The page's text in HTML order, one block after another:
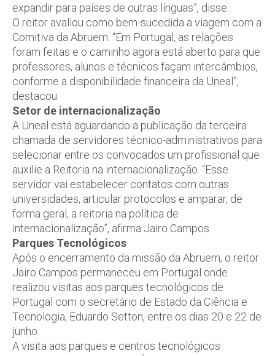
expandir para países de outras línguas”, disse.
O reitor avaliou como bem-sucedida a viagem com a
Comitiva da Abruem. “Em Portugal, as relações
foram feitas e o caminho agora está aberto para que
professores, alunos e técnicos façam intercâmbios,
conforme a disponibilidade financeira da Uneal”,
destacou.
Setor de internacionalização
A Uneal está aguardando a publicação da terceira
chamada de servidores técnico-administrativos para
selecionar entre os convocados um profissional que
auxilie a Reitoria na internacionalização. “Esse
servidor vai estabelecer contatos com outras
universidades, articular protocolos e amparar, de
forma geral, a reitoria na política de
internacionalização”, afirma Jairo Campos.
Parques Tecnológicos
Após o encerramento da missão da Abruem, o reitor
Jairo Campos permaneceu em Portugal onde
realizou visitas aos parques tecnológicos de
Portugal com o secretário de Estado da Ciência e
Tecnologia, Eduardo Setton, entre os dias 20 e 22 de
junho.
A visita aos parques e centros tecnológicos